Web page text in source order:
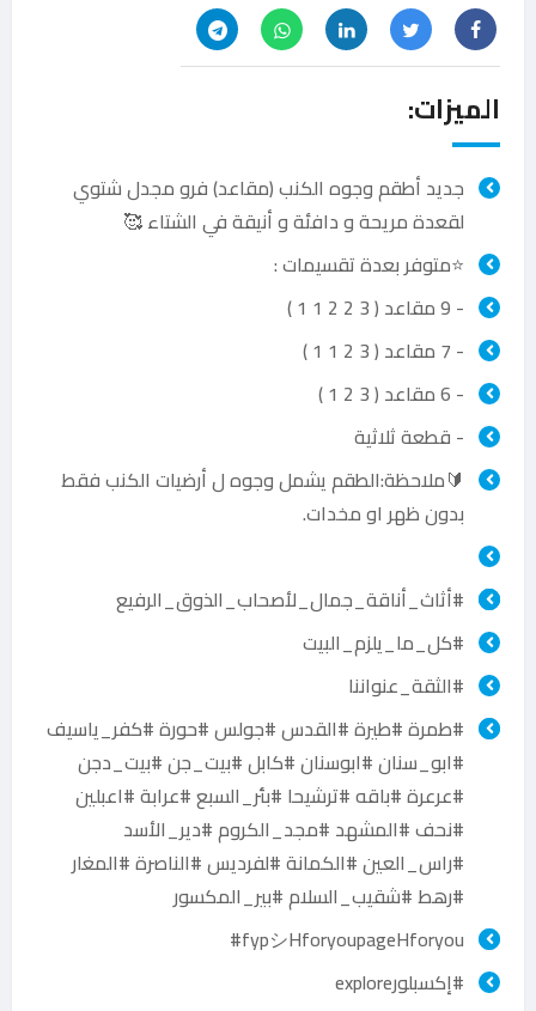
الميزات:
جديد أطقم وجوه الكنب (مقاعد) فرو مجدل شتوي
لقعدة مريحة و دافئة و أنيقة في الشتاء 🥰
⭐️متوفر بعدة تقسيمات :
- 9 مقاعد ( 3 2 2 1 1 )
- 7 مقاعد ( 3 2 1 1 )
- 6 مقاعد ( 3 2 1 )
- قطعة ثلاثية
‏🔰ملاحظة:الطقم يشمل وجوه ل أرضيات الكنب فقط
بدون ظهر او مخدات.
#أثاث_أناقة_جمال_لأصحاب_الذوق_الرفيع
#كل_ما_يلزم_البيت
#الثقة_عنواننا
#طمرة #طيرة #القدس #جولس #حورة #كفر_ياسيف
#ابو_سنان #ابوسنان #كابل #بيت_جن #بيت_دجن
#عرعرة #باقه #ترشيحا #بئر_السبع #عرابة #اعبلين
#نحف #المشهد #مجد_الكروم #دير_الأسد
#راس_العين #الكمانة #لفرديس #الناصرة #المغار
#رهط #شقيب_السلام #بير_المكسور
fypシHforyoupageHforyou#
#إكسبلورexplore